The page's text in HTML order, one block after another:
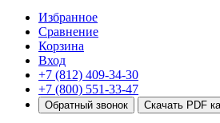
Входные арки
Информационные стойки
Ограждения
Для детей с ограниченными
Школам
Игровые комплексы от 5 до 12
Избранное
Сравнение
Корзина
Вход
+7 (812) 409-34-30
+7 (800) 551-33-47
Обратный звонок Скачать PDF